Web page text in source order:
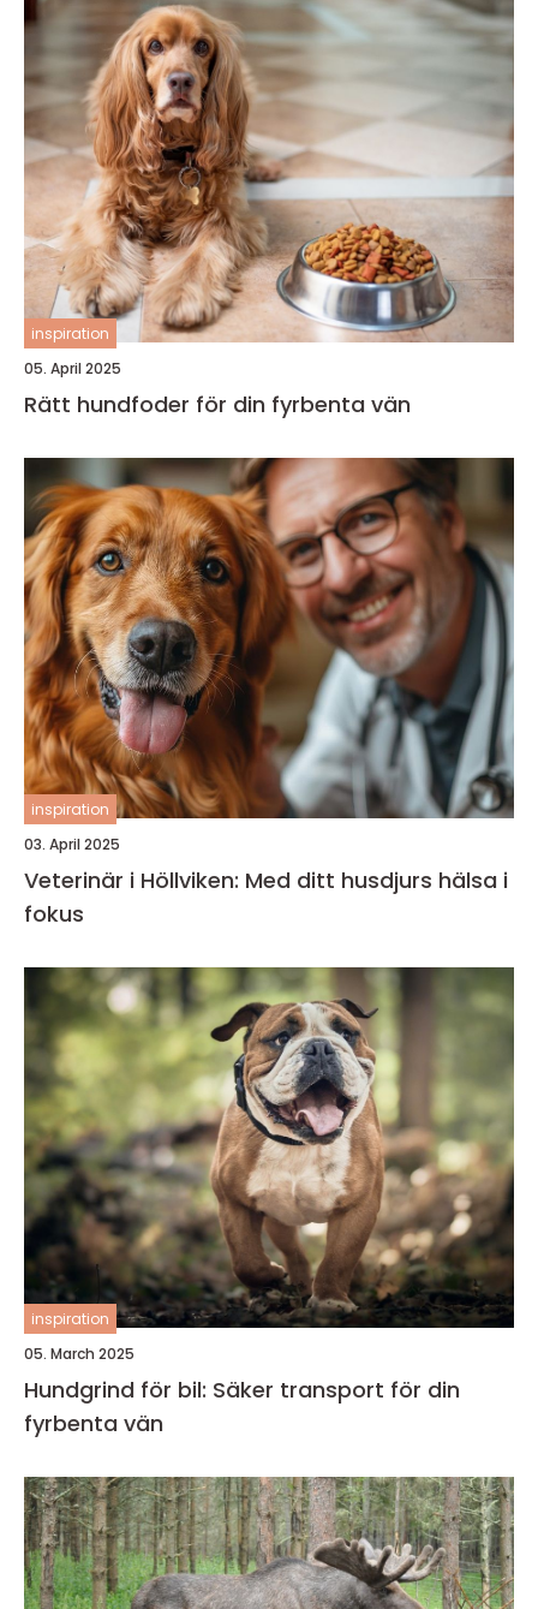
inspiration
05. April 2025
Rätt hundfoder för din fyrbenta vän
inspiration
03. April 2025
Veterinär i Höllviken: Med ditt husdjurs hälsa i
fokus
inspiration
05. March 2025
Hundgrind för bil: Säker transport för din
fyrbenta vän